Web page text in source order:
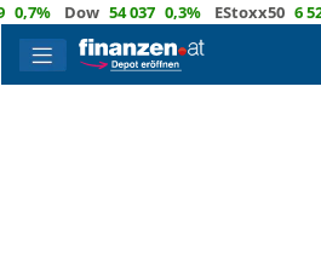
Dow 54 037 0,3% EStoxx50 6 524